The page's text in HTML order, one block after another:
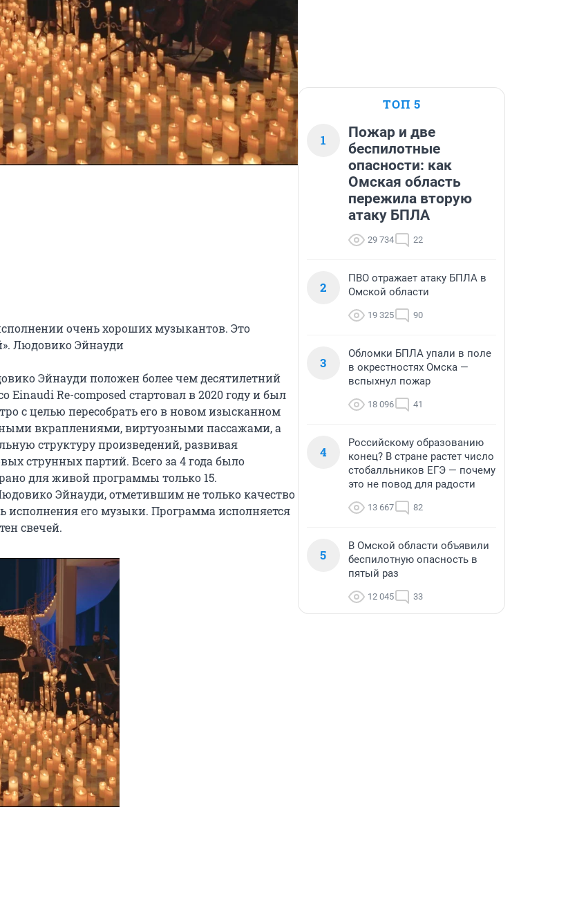
очень хороших музыкантов. Это
Людовико Эйнауди
Эйнауди положен более чем десятилетний
Re-composed стартовал в 2020 году и был
с целью пересобрать его в новом изысканном
вкраплениями, виртуозными пассажами, а
структуру произведений, развивая
струнных партий. Всего за 4 года было
для живой программы только 15.
Эйнауди, отметившим не только качество
исполнения его музыки. Программа исполняется
свечей.
ТОП 5
1
Пожар и две
беспилотные
опасности: как
Омская область
пережила вторую
атаку БПЛА
29 734 22
2
ПВО отражает атаку БПЛА в
Омской области
19 325 90
3
Обломки БПЛА упали в поле
в окрестностях Омска —
вспыхнул пожар
18 096 41
4
Российскому образованию
конец? В стране растет число
стобалльников ЕГЭ — почему
это не повод для радости
13 667 82
5
В Омской области объявили
беспилотную опасность в
пятый раз
12 045 33